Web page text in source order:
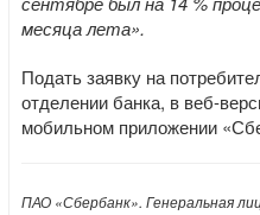
месяца лета».
Подать заявку на
отделении банка, в веб-
мобильном приложении
ПАО «Сбербанк». Генеральная